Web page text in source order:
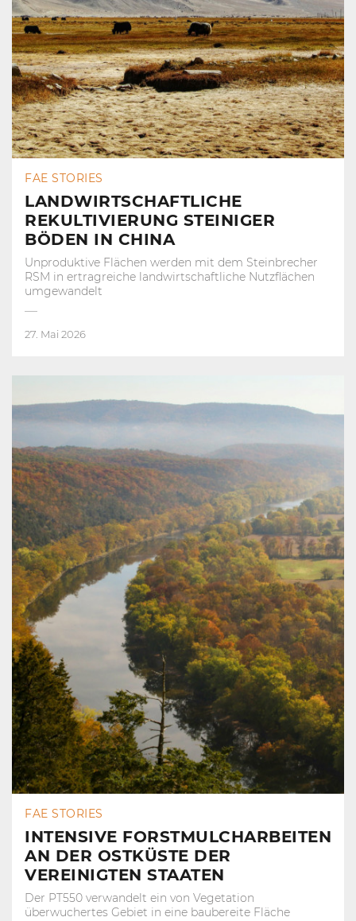
FAE STORIES
LANDWIRTSCHAFTLICHE
REKULTIVIERUNG STEINIGER
BÖDEN IN CHINA
Unproduktive Flächen werden mit dem Steinbrecher
RSM in ertragreiche landwirtschaftliche Nutzflächen
umgewandelt
27. Mai 2026
FAE STORIES
INTENSIVE FORSTMULCHARBEITEN
AN DER OSTKÜSTE DER
VEREINIGTEN STAATEN
Der PT550 verwandelt ein von Vegetation
überwuchertes Gebiet in eine baubereite Fläche